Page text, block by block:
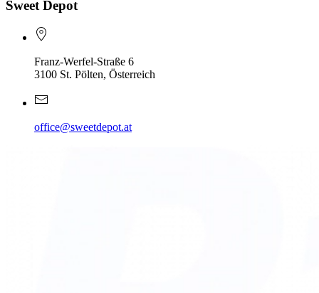
Sweet Depot
Franz-Werfel-Straße 6
3100 St. Pölten, Österreich
office@sweetdepot.at